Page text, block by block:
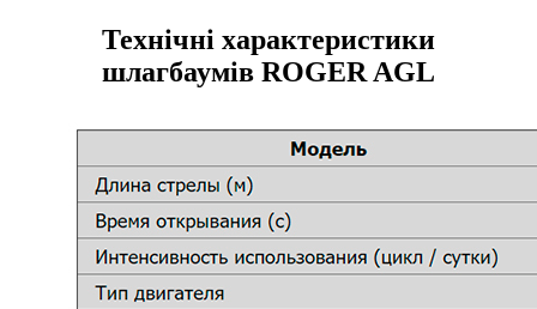
Технічні характеристики
шлагбаумів ROGER AGL